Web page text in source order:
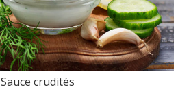
Sauce crudités